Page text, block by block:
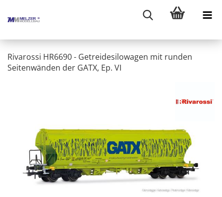
Rivarossi HR6690 - Getreidesilowagen mit runden
Seitenwänden der GATX, Ep. VI